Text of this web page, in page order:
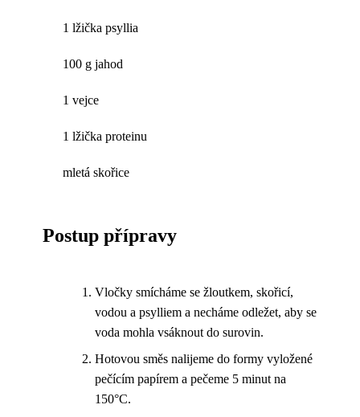
1 lžička psyllia
100 g jahod
1 vejce
1 lžička proteinu
mletá skořice
Postup přípravy
Vločky smícháme se žloutkem, skořicí,
vodou a psylliem a necháme odležet, aby se
voda mohla vsáknout do surovin.
Hotovou směs nalijeme do formy vyložené
pečícím papírem a pečeme 5 minut na
150°C.